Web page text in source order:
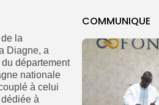
COMMUNIQUE
la
Diagne, a
département
nationale
à celui
à